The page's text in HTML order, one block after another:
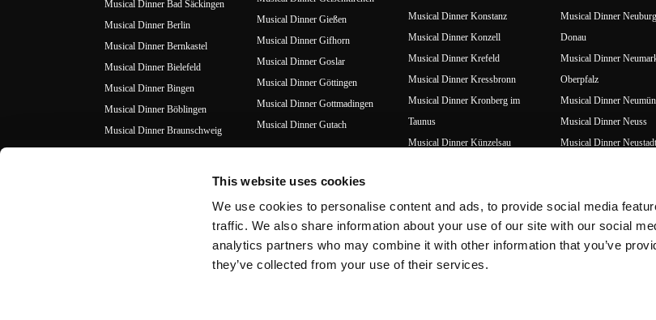
This website uses cookies
We use cookies to personalise content and ads, to provide social media
traffic. We also share information about your use of our site with our social
analytics partners who may combine it with other information that you’ve
they’ve collected from your use of their services.
Musical Dinner Bad Säckingen
Musical Dinner Berlin
Musical Dinner Bernkastel
Musical Dinner Bielefeld
Musical Dinner Bingen
Musical Dinner Böblingen
Musical Dinner Braunschweig
Musical Dinner Gießen
Musical Dinner Gifhorn
Musical Dinner Goslar
Musical Dinner Göttingen
Musical Dinner Gottmadingen
Musical Dinner Gutach
Musical Dinner Hagen
Musical Dinner Hamburg
Musical Dinner Hamm
Musical Dinner Hanau
Musical Dinner Konstanz
Musical Dinner Konzell
Musical Dinner Krefeld
Musical Dinner Kressbronn
Musical Dinner Kronberg im
Taunus
Musical Dinner Künzelsau
Musical Dinner Lingenau (AT)
Musical Dinner Lübbecke
Musical Dinner
Donau
Musical Dinner
Oberpfalz
Musical Dinner
Musical Dinner Neuss
Musical Dinner
Musical Dinner